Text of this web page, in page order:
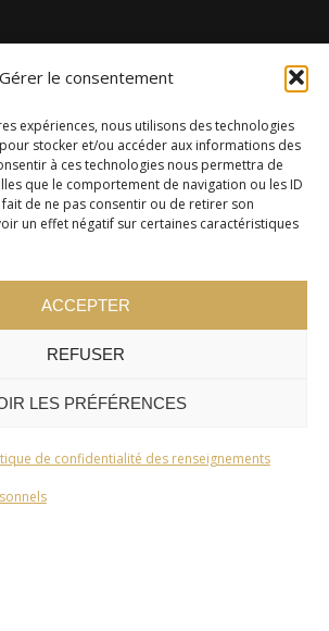
Gérer le consentement
expériences, nous utilisons des technologies
stocker et/ou accéder aux informations des
à ces technologies nous permettra de
que le comportement de navigation ou les ID
fait de ne pas consentir ou de retirer son
un effet négatif sur certaines caractéristiques
ACCEPTER
REFUSER
LES PRÉFÉRENCES
de confidentialité des renseignements